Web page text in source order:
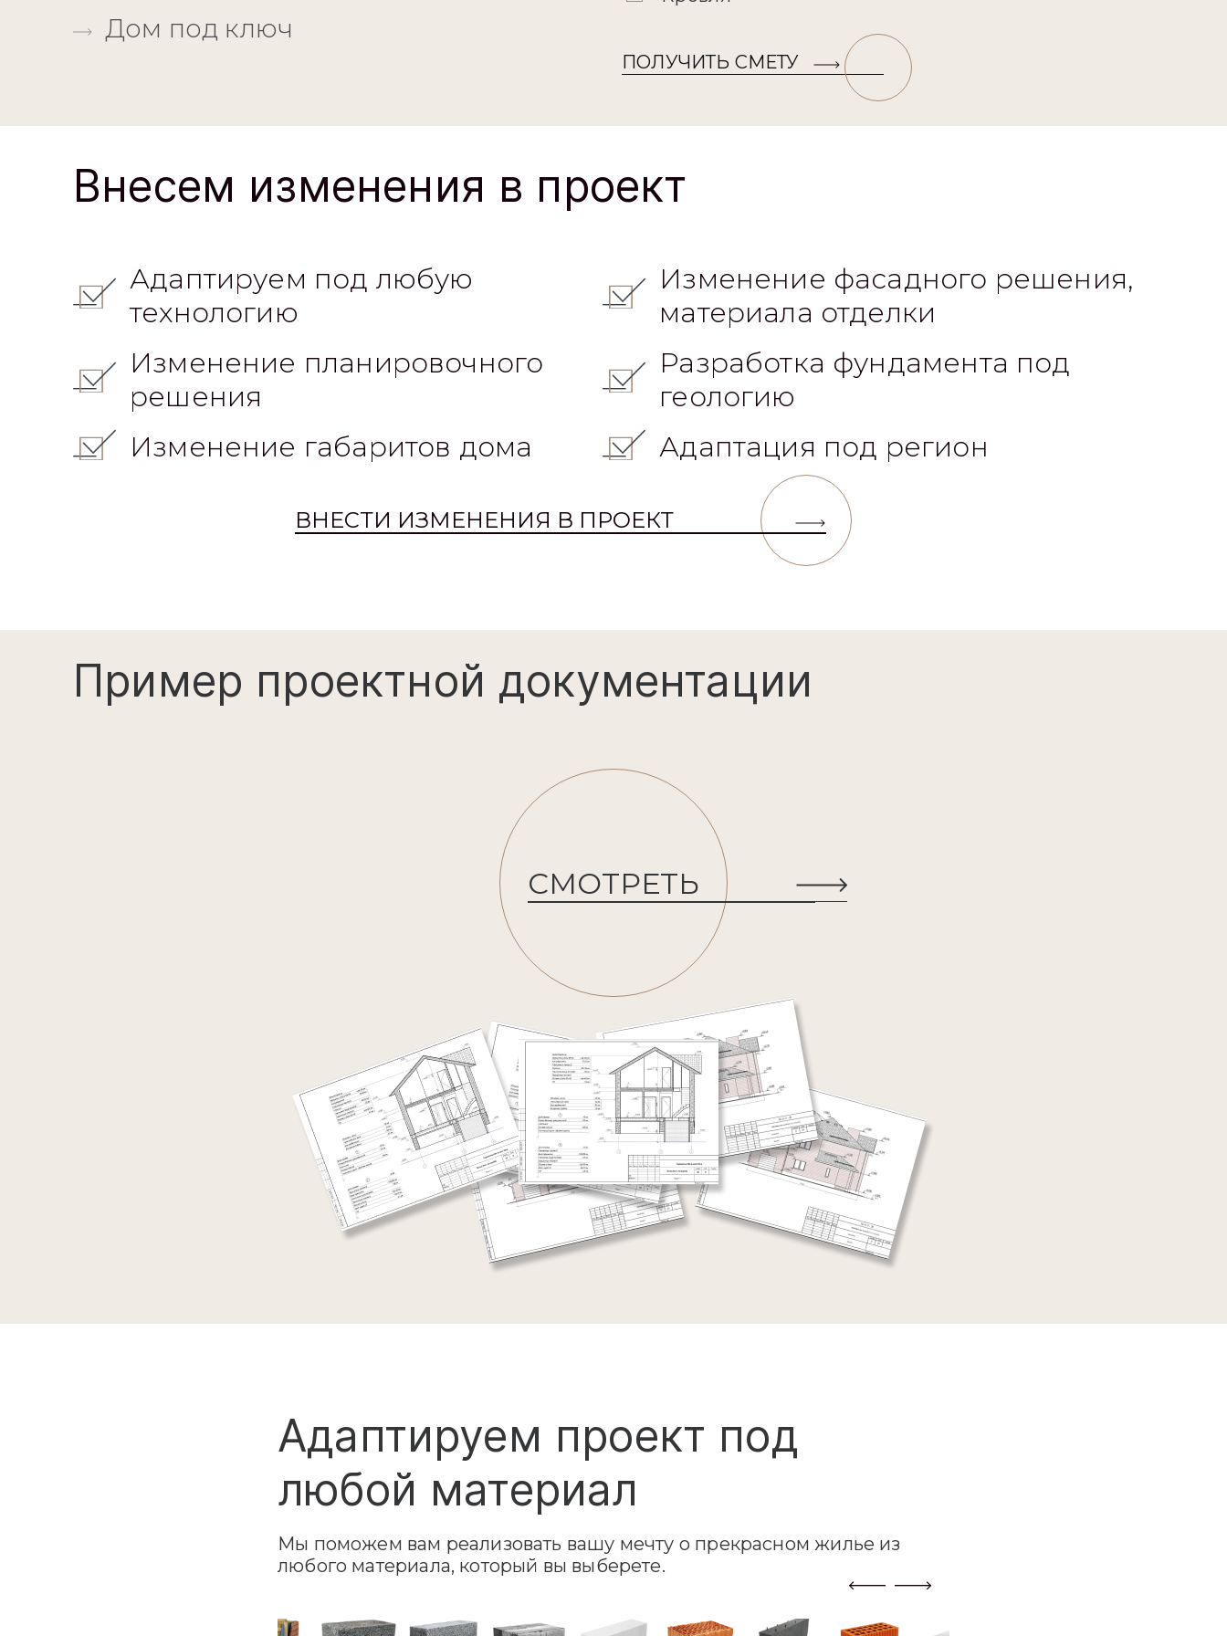
Дом под ключ
ПОЛУЧИТЬ СМЕТУ
Внесем изменения в проект
Адаптируем под любую
технологию
Изменение планировочного
решения
Изменение габаритов дома
Изменение фасадного решения,
материала отделки
Разработка фундамента под
геологию
Адаптация под регион
ВНЕСТИ ИЗМЕНЕНИЯ В ПРОЕКТ
Пример проектной документации
СМОТРЕТЬ
Адаптируем проект под
любой материал
Мы поможем вам реализовать вашу мечту о прекрасном жилье из
любого материала, который вы выберете.